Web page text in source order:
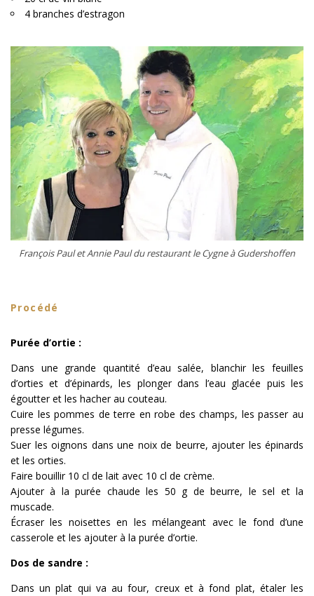
4 branches d’estragon
François Paul et Annie Paul du restaurant le Cygne à Gudershoffen
Procédé
Purée d’ortie :
Dans une grande quantité d’eau salée, blanchir les feuilles
d’orties et d’épinards, les plonger dans l’eau glacée puis les
égoutter et les hacher au couteau.
Cuire les pommes de terre en robe des champs, les passer au
presse légumes.
Suer les oignons dans une noix de beurre, ajouter les épinards
et les orties.
Faire bouillir 10 cl de lait avec 10 cl de crème.
Ajouter à la purée chaude les 50 g de beurre, le sel et la
muscade.
Écraser les noisettes en les mélangeant avec le fond d’une
casserole et les ajouter à la purée d’ortie.
Dos de sandre :
Dans un plat qui va au four, creux et à fond plat, étaler les